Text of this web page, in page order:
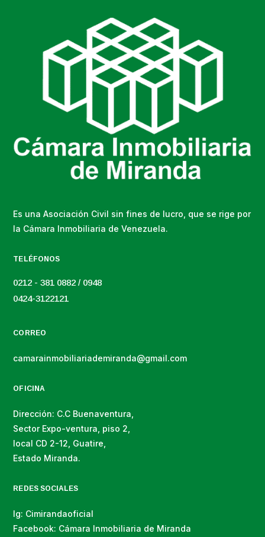
Es una Asociación Civil sin fines de lucro, que se rige por
la Cámara Inmobiliaria de Venezuela.
TELÉFONOS
0212 - 381 0882 / 0948
0424-3122121
CORREO
camarainmobiliariademiranda@gmail.com
OFICINA
Dirección: C.C Buenaventura,
Sector Expo-ventura, piso 2,
local CD 2-12, Guatire,
Estado Miranda.
REDES SOCIALES
Ig: Cimirandaoficial
Facebook: Cámara Inmobiliaria de Miranda